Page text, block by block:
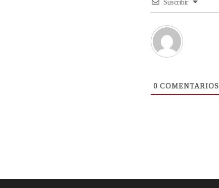
Suscribir
0 COMENTARIOS